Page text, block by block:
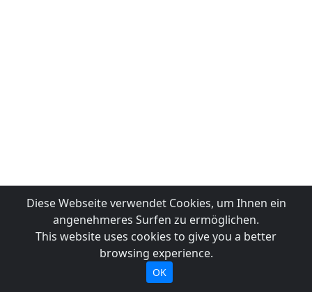
Diese Webseite verwendet Cookies, um Ihnen ein
angenehmeres Surfen zu ermöglichen.
This website uses cookies to give you a better
browsing experience.
OK